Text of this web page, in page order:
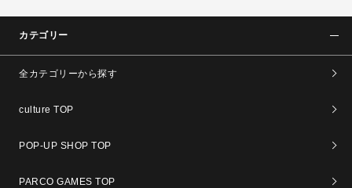
カテゴリー
全カテゴリーから探す
culture TOP
POP-UP SHOP TOP
PARCO GAMES TOP